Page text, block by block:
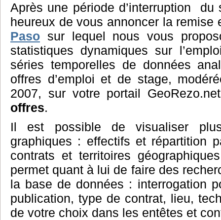
Après une période d’interruption du
heureux de vous annoncer la
Paso sur lequel nous vous
statistiques dynamiques sur
séries temporelles de données
offres d’emploi et de stage,
2007, sur votre portail
offres.
Il est possible de visualiser
graphiques : effectifs et répartition
contrats et territoires
permet quant à lui de faire des
la base de données : interrogation
publication, type de contrat, lieu,
de votre choix dans les entêtes et